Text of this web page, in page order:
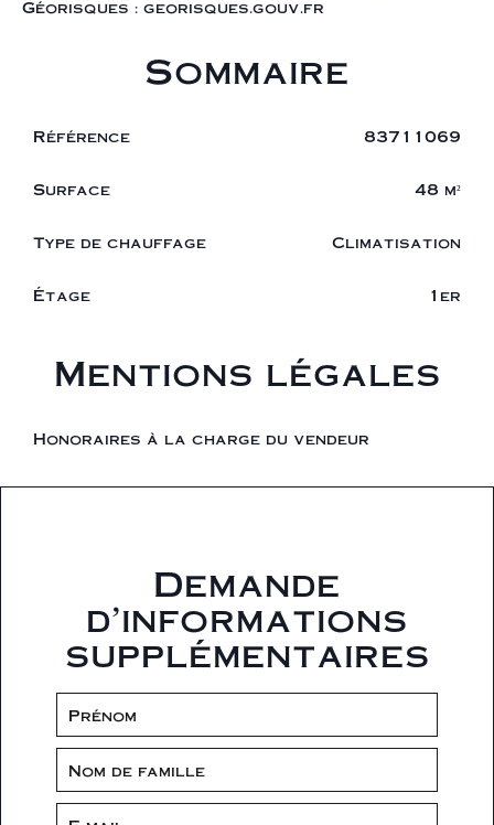
Géorisques : georisques.gouv.fr
Sommaire
Référence 83711069
Surface 48 m²
Type de chauffage Climatisation
Étage 1er
Mentions légales
Honoraires à la charge du vendeur
Demande
d'informations
supplémentaires